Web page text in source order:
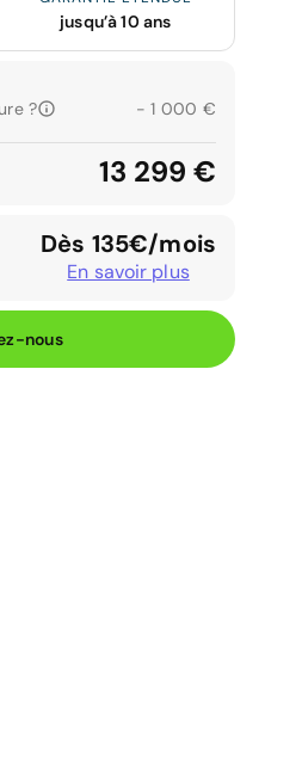
jusqu’à 10 ans
? - 1 000 €
13 299 €
Dès 135€/mois
En savoir plus
nous